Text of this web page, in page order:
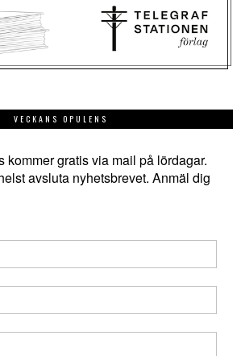
VECKANS OPULENS
kommer gratis via mail på lördagar.
avsluta nyhetsbrevet. Anmäl dig